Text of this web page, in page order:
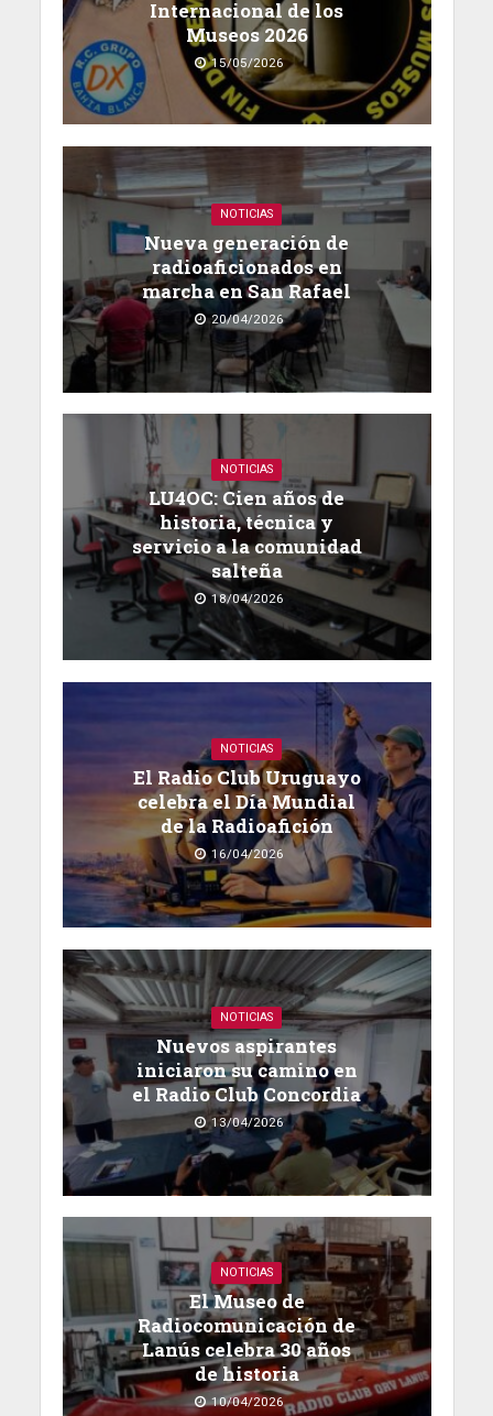
Internacional de los
Museos 2026
15/05/2026
NOTICIAS
Nueva generación de
radioaficionados en
marcha en San Rafael
20/04/2026
NOTICIAS
LU4OC: Cien años de
historia, técnica y
servicio a la comunidad
salteña
18/04/2026
NOTICIAS
El Radio Club Uruguayo
celebra el Día Mundial
de la Radioafición
16/04/2026
NOTICIAS
Nuevos aspirantes
iniciaron su camino en
el Radio Club Concordia
13/04/2026
NOTICIAS
El Museo de
Radiocomunicación de
Lanús celebra 30 años
de historia
10/04/2026